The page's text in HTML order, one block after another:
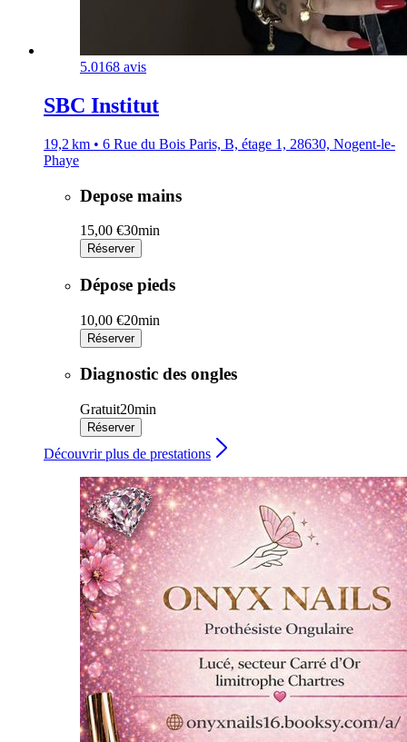
5.0168 avis
SBC Institut
19,2 km • 6 Rue du Bois Paris, B, étage 1, 28630, Nogent-le-
Phaye
Depose mains
15,00 €30min
Réserver
Dépose pieds
10,00 €20min
Réserver
Diagnostic des ongles
Gratuit20min
Réserver
Découvrir plus de prestations